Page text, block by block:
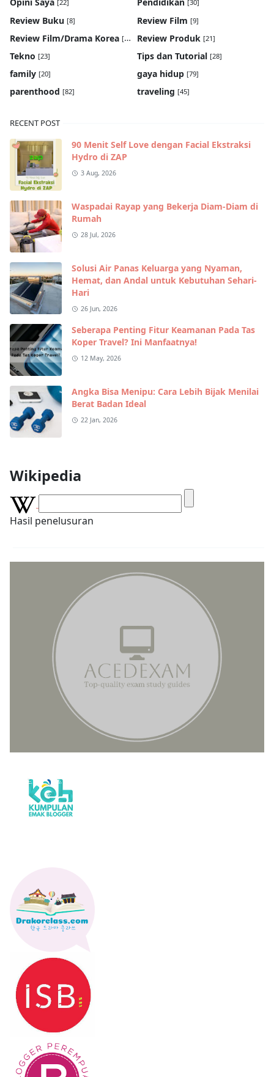
Opini Saya [22] Pendidikan [30]
Review Buku [8] Review Film [9]
Review Film/Drama Korea [22] Review Produk [21]
Tekno [23] Tips dan Tutorial [28]
family [20] gaya hidup [79]
parenthood [82] traveling [45]
RECENT POST
90 Menit Self Love dengan Facial Ekstraksi
Hydro di ZAP
3 Aug, 2026
Waspadai Rayap yang Bekerja Diam-Diam di
Rumah
28 Jul, 2026
Solusi Air Panas Keluarga yang Nyaman,
Hemat, dan Andal untuk Kebutuhan Sehari-
Hari
26 Jun, 2026
Seberapa Penting Fitur Keamanan Pada Tas
Koper Travel? Ini Manfaatnya!
12 May, 2026
Angka Bisa Menipu: Cara Lebih Bijak Menilai
Berat Badan Ideal
22 Jan, 2026
Wikipedia
Hasil penelusuran